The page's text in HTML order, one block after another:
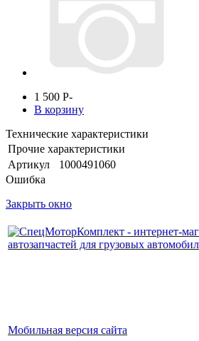
1 500 P-
В корзину
Технические характеристики
Прочие характеристики
Артикул
1000491060
Ошибка
Закрыть окно
Мобильная версия сайта